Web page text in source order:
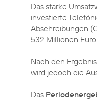
Das starke
investierte
Abschreibungen
532 Millionen
Nach den
wird jedoch die
Das